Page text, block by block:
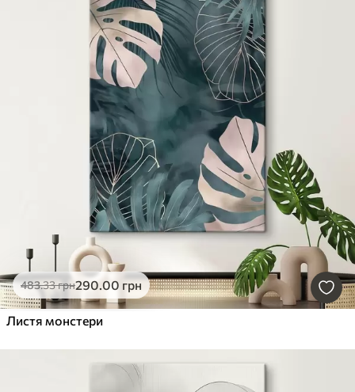
483.33грн290.00 грн
Листя монстери